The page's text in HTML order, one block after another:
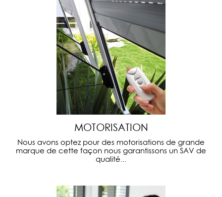
MOTORISATION
Nous avons optez pour des motorisations de grande
marque de cette façon nous garantissons un SAV de
qualité...